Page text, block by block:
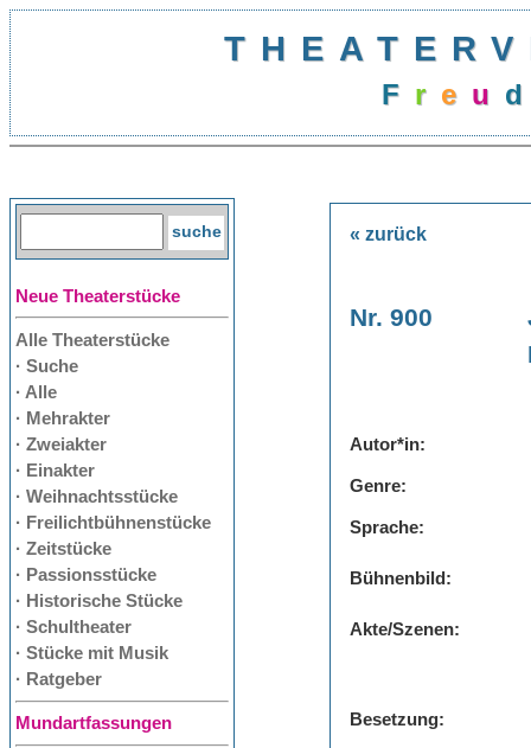
F r e u d
Neue Theaterstücke
Alle Theaterstücke
· Suche
· Alle
· Mehrakter
· Zweiakter
· Einakter
· Weihnachtsstücke
· Freilichtbühnenstücke
· Zeitstücke
· Passionsstücke
· Historische Stücke
· Schultheater
· Stücke mit Musik
· Ratgeber
Mundartfassungen
« zurück
Nr. 900
Autor*in:
Genre:
Sprache:
Bühnenbild:
Akte/Szenen:
Besetzung: